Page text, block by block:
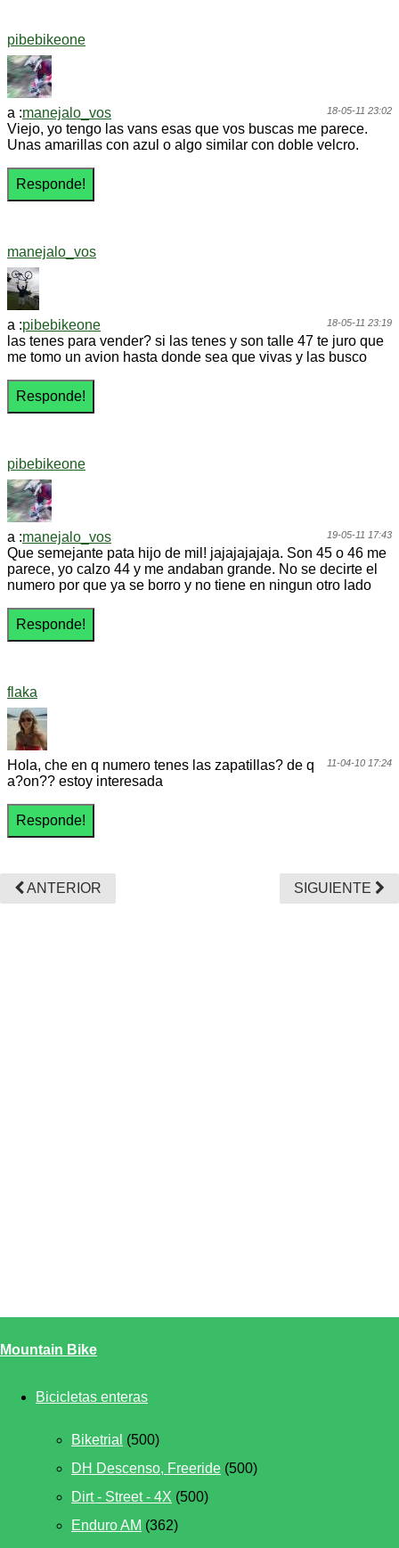
pibebikeone
18-05-11 23:02
a :manejalo_vos
Viejo, yo tengo las vans esas que vos buscas me parece.
Unas amarillas con azul o algo similar con doble velcro.
manejalo_vos
18-05-11 23:19
a :pibebikeone
las tenes para vender? si las tenes y son talle 47 te juro que
me tomo un avion hasta donde sea que vivas y las busco
pibebikeone
19-05-11 17:43
a :manejalo_vos
Que semejante pata hijo de mil! jajajajajaja. Son 45 o 46 me
parece, yo calzo 44 y me andaban grande. No se decirte el
numero por que ya se borro y no tiene en ningun otro lado
flaka
11-04-10 17:24
Hola, che en q numero tenes las zapatillas? de q
a?on?? estoy interesada
ANTERIOR SIGUIENTE
Mountain Bike
Bicicletas enteras
Biketrial (500)
DH Descenso, Freeride (500)
Dirt - Street - 4X (500)
Enduro AM (362)